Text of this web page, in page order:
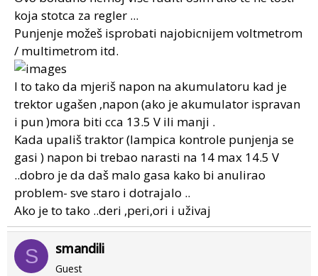
koja stotca za regler ...
Punjenje možeš isprobati najobicnijem voltmetrom
/ multimetrom itd.
I to tako da mjeriš napon na akumulatoru kad je
trektor ugašen ,napon (ako je akumulator ispravan
i pun )mora biti cca 13.5 V ili manji .
Kada upališ traktor (lampica kontrole punjenja se
gasi ) napon bi trebao narasti na 14 max 14.5 V
..dobro je da daš malo gasa kako bi anulirao
problem- sve staro i dotrajalo ..
Ako je to tako ..deri ,peri,ori i uživaj
S smandili
Guest